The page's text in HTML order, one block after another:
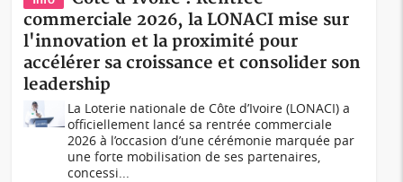
commerciale 2026, la LONACI mise sur
l'innovation et la proximité pour
accélérer sa croissance et consolider son
leadership
La Loterie nationale de Côte d’Ivoire (LONACI) a
officiellement lancé sa rentrée commerciale
2026 à l’occasion d’une cérémonie marquée par
une forte mobilisation de ses partenaires,
concessi...